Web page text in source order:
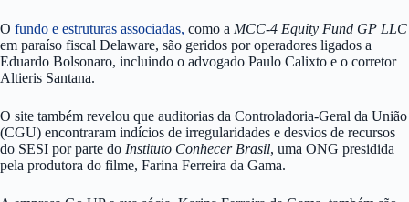
O fundo e estruturas associadas, como a MCC-4 Equity Fund GP LLC
em paraíso fiscal Delaware, são geridos por operadores ligados a
Eduardo Bolsonaro, incluindo o advogado Paulo Calixto e o corretor
Altieris Santana.
O site também revelou que auditorias da Controladoria-Geral da União
(CGU) encontraram indícios de irregularidades e desvios de recursos
do SESI por parte do Instituto Conhecer Brasil, uma ONG presidida
pela produtora do filme, Farina Ferreira da Gama.